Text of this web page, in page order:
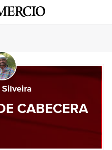
Silveira
CABECERA